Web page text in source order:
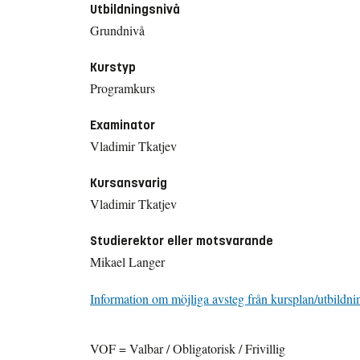
Utbildningsnivå
Grundnivå
Kurstyp
Programkurs
Examinator
Vladimir Tkatjev
Kursansvarig
Vladimir Tkatjev
Studierektor eller motsvarande
Mikael Langer
Information om möjliga avsteg från kursplan/
VOF = Valbar / Obligatorisk / Frivillig